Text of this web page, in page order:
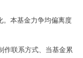
本基金力争均偏离度
作联系方式 、当基金累